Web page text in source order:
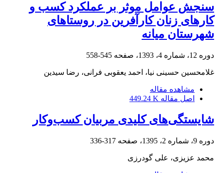
سنجش عوامل موثر بر عملکرد کسب و
کارهای زنان کارآفرین در روستاهای
شهرستان میانه
دوره 12، شماره 4، 1393، صفحه 545-558
غلامحسین حسینی نیا، احمد یعقوبی فرانی، رضا سیدین
مشاهده مقاله
اصل مقاله 449.24 K
شایستگی‌های کلیدی مربیان کسب‌و‌کار
دوره 9، شماره 2، 1395، صفحه 317-336
محمد عزیزی، علی گودرزی